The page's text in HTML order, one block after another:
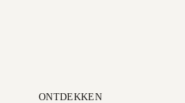
ONTDEKKEN